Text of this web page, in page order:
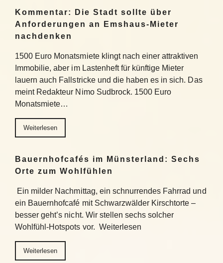
Kommentar: Die Stadt sollte über
Anforderungen an Emshaus-Mieter
nachdenken
1500 Euro Monatsmiete klingt nach einer attraktiven
Immobilie, aber im Lastenheft für künftige Mieter
lauern auch Fallstricke und die haben es in sich. Das
meint Redakteur Nimo Sudbrock. 1500 Euro
Monatsmiete…
Weiterlesen
Bauernhofcafés im Münsterland: Sechs
Orte zum Wohlfühlen
Ein milder Nachmittag, ein schnurrendes Fahrrad und
ein Bauernhofcafé mit Schwarzwälder Kirschtorte –
besser geht’s nicht. Wir stellen sechs solcher
Wohlfühl-Hotspots vor. Weiterlesen
Weiterlesen